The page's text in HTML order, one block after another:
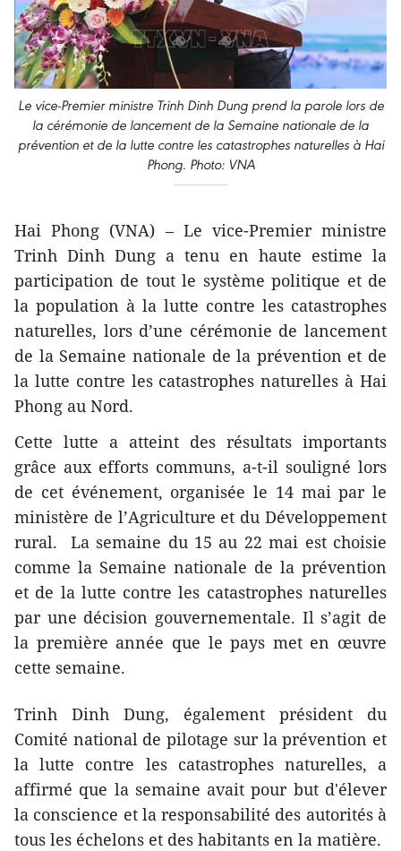
Le vice-Premier ministre Trinh Dinh Dung prend la parole lors de
la cérémonie de lancement de la Semaine nationale de la
prévention et de la lutte contre les catastrophes naturelles à Hai
Phong. Photo: VNA
Hai Phong (VNA) – Le vice-Premier ministre
Trinh Dinh Dung a tenu en haute estime la
participation de tout le système politique et de
la population à la lutte contre les catastrophes
naturelles, lors d’une cérémonie de lancement
de la Semaine nationale de la prévention et de
la lutte contre les catastrophes naturelles à Hai
Phong au Nord.
Cette lutte a atteint des résultats importants
grâce aux efforts communs, a-t-il souligné lors
de cet événement, organisée le 14 mai par le
ministère de l’Agriculture et du Développement
rural. La semaine du 15 au 22 mai est choisie
comme la Semaine nationale de la prévention
et de la lutte contre les catastrophes naturelles
par une décision gouvernementale. Il s’agit de
la première année que le pays met en œuvre
cette semaine.
Trinh Dinh Dung, également président du
Comité national de pilotage sur la prévention et
la lutte contre les catastrophes naturelles, a
affirmé que la semaine avait pour but d'élever
la conscience et la responsabilité des autorités à
tous les échelons et des habitants en la matière.